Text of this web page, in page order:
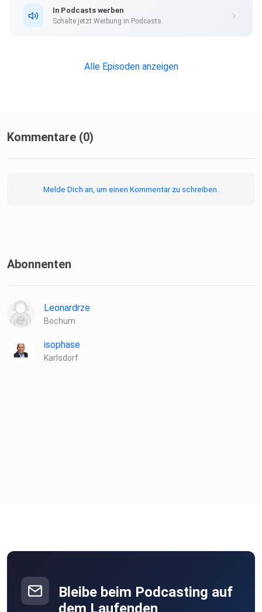
In Podcasts werben
Schalte jetzt Werbung in Podcasts.
Alle Episoden anzeigen
Kommentare (0)
Melde Dich an, um einen Kommentar zu schreiben.
Abonnenten
Leonardrze
Bochum
isophase
Karlsdorf
Bleibe beim Podcasting auf
dem Laufenden